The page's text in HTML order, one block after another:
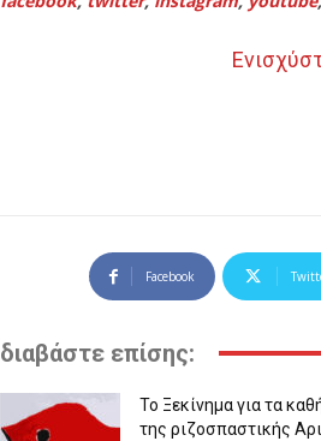
Facebook
διαβάστε επίσης:
Το Ξεκίνημα για τα
της ριζοσπαστικής